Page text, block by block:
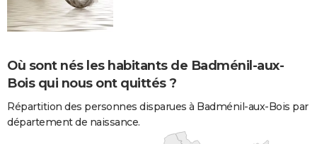
Où sont nés les habitants de Badménil-aux-
Bois qui nous ont quittés ?
Répartition des personnes disparues à Badménil-aux-Bois par
département de naissance.